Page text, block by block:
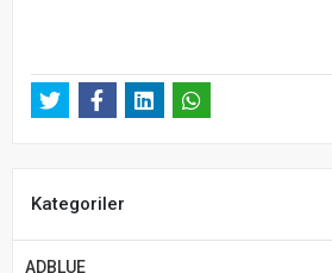
Kategoriler
ADBLUE